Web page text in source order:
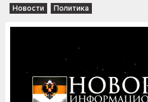
Новости Политика